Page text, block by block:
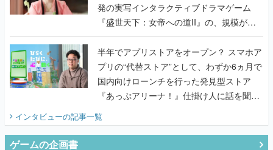
発の実写インタラクティブドラマゲーム
『盛世天下：女帝への道II』の、規模が違
うこだわりをプロデューサーに聞いた
半年でアプリストアをオープン？ スマホア
プリの“代替ストア”として、わずか6ヵ月で
国内向けローンチを行った発見型ストア
『あっぷアリーナ！』仕掛け人に話を聞い
てみた
インタビューの記事一覧
ゲームの企画書